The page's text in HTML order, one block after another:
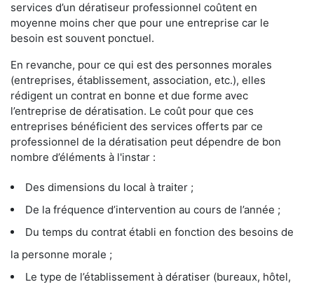
services d’un dératiseur professionnel coûtent en
moyenne moins cher que pour une entreprise car le
besoin est souvent ponctuel.
En revanche, pour ce qui est des personnes morales
(entreprises, établissement, association, etc.), elles
rédigent un contrat en bonne et due forme avec
l’entreprise de dératisation. Le coût pour que ces
entreprises bénéficient des services offerts par ce
professionnel de la dératisation peut dépendre de bon
nombre d’éléments à l'instar :
Des dimensions du local à traiter ;
De la fréquence d’intervention au cours de l’année ;
Du temps du contrat établi en fonction des besoins de
la personne morale ;
Le type de l’établissement à dératiser (bureaux, hôtel,